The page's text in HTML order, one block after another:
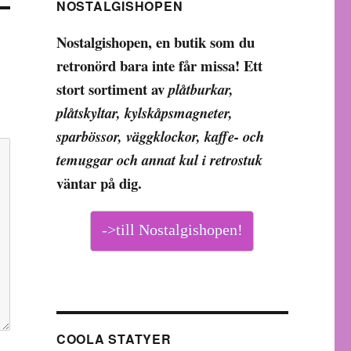
NOSTALGISHOPEN
Nostalgishopen, en butik som du
retronörd bara inte får missa! Ett
stort sortiment avplåtburkar,
plåtskyltar, kylskåpsmagneter,
sparbössor, väggklockor, kaffe- och
temuggar och annat kul i retrostuk
väntar på dig.
->till Nostalgishopen!
COOLA STATYER